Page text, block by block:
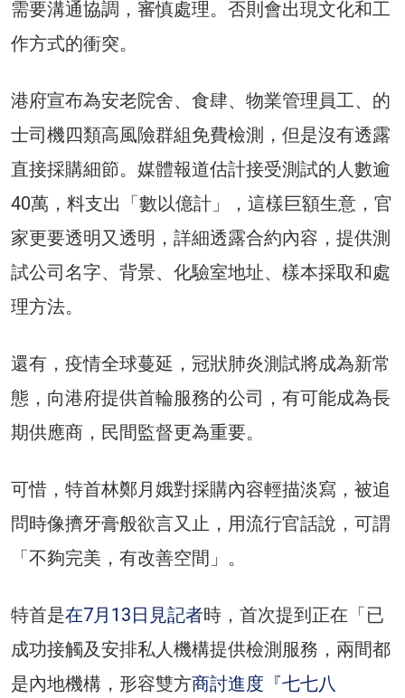
需要溝通協調，審慎處理。否則會出現文化和工
作方式的衝突。
港府宣布為安老院舍、食肆、物業管理員工、的
士司機四類高風險群組免費檢測，但是沒有透露
直接採購細節。媒體報道估計接受測試的人數逾
40萬，料支出「數以億計」，這樣巨額生意，官
家更要透明又透明，詳細透露合約內容，提供測
試公司名字、背景、化驗室地址、樣本採取和處
理方法。
還有，疫情全球蔓延，冠狀肺炎測試將成為新常
態，向港府提供首輪服務的公司，有可能成為長
期供應商，民間監督更為重要。
可惜，特首林鄭月娥對採購內容輕描淡寫，被追
問時像擠牙膏般欲言又止，用流行官話說，可謂
「不夠完美，有改善空間」。
特首是在7月13日見記者時，首次提到正在「已
成功接觸及安排私人機構提供檢測服務，兩間都
是內地機構，形容雙方商討進度『七七八